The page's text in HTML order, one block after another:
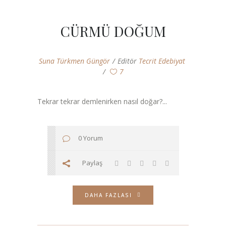
CÜRMÜ DOĞUM
Suna Türkmen Güngör Editör Tecrit Edebiyat
7
Tekrar tekrar demlenirken nasıl doğar?...
0 Yorum
Paylaş
DAHA FAZLASI